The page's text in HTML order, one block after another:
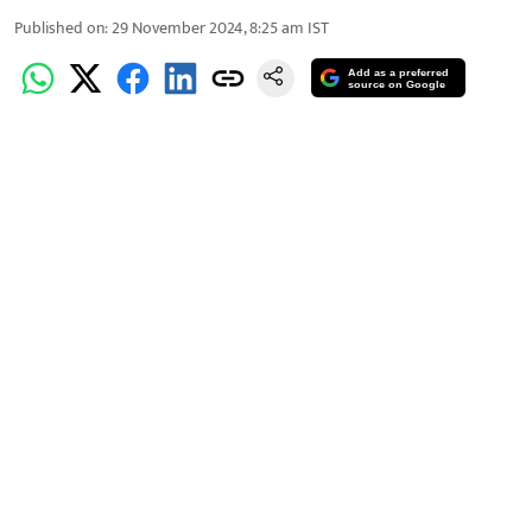
Published on:29 November 2024, 8:25 am IST
Add as a preferred
source on Google